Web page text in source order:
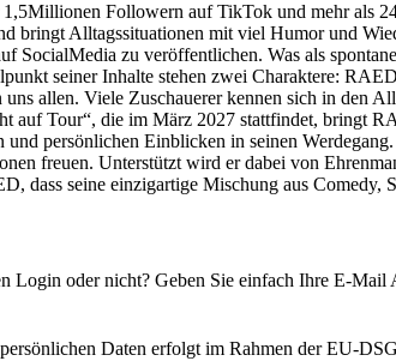
Followern auf TikTok und mehr als
bringt Alltagssituationen mit viel Humor und
SocialMedia zu veröffentlichen. Was als
seiner Inhalte stehen zwei Charaktere:
allen. Viele Zuschauerer kennen sich in den
auf Tour“, die im März 2027 stattfindet, bringt
persönlichen Einblicken in seinen
freuen. Unterstützt wird er dabei von
dass seine einzigartige Mischung aus
Login oder nicht? Geben Sie einfach Ihre E-Mail
Daten erfolgt im Rahmen der EU-